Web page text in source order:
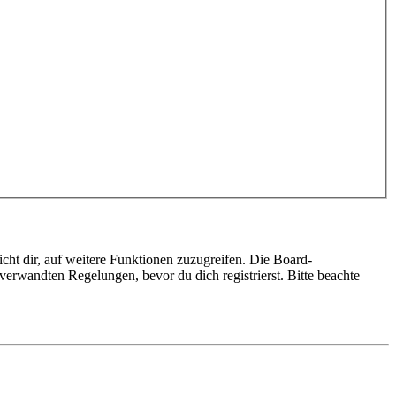
dir, auf weitere Funktionen zuzugreifen. Die Board-
Regelungen, bevor du dich registrierst. Bitte beachte